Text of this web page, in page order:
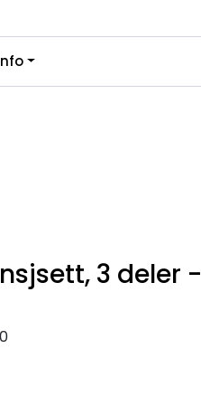
3 deler -